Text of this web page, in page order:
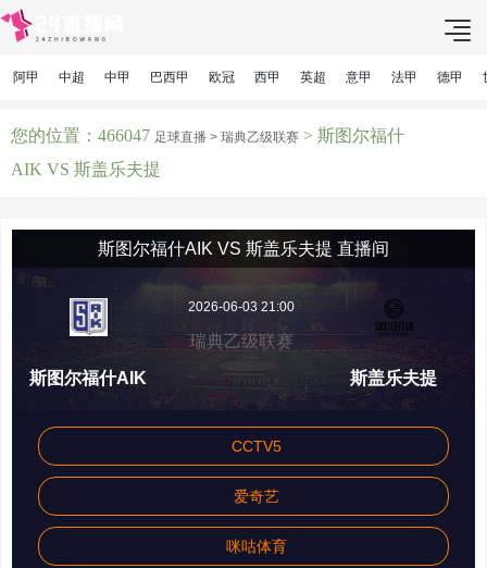
阿甲 中超 中甲 巴西甲 欧冠 西甲 英超 意甲 法甲 德甲
您的位置：466047 足球直播 > 瑞典乙级联赛 > 斯图尔福什
AIK VS 斯盖乐夫提
斯图尔福什AIK VS 斯盖乐夫提 直播间
斯图尔福什AIK
2026-06-03 21:00
瑞典乙级联赛
斯盖乐夫提
CCTV5
爱奇艺
咪咕体育